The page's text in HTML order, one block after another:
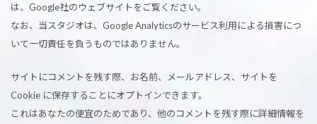
は、Google社のウェブサイトをご覧ください。
なお、当スタジオは、Google Analyticsのサービス利用による損害につ
いて一切責任を負うものではありません。
サイトにコメントを残す際、お名前、メールアドレス、サイトを
Cookie に保存することにオプトインできます。
これはあなたの便宜のためであり、他のコメントを残す際に詳細情報を